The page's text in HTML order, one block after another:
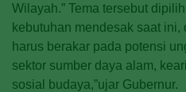
Wilayah.” Tema tersebut
kebutuhan mendesak saat
harus berakar pada potensi
sektor sumber daya alam,
sosial budaya,”ujar Gubernur.